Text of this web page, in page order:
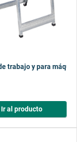
cut 1200
trabajo y para
Ir al producto